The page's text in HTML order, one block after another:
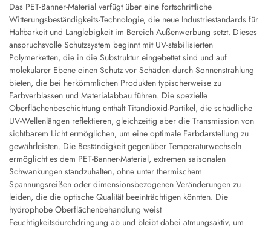
Das PET-Banner-Material verfügt über eine fortschrittliche
Witterungsbeständigkeits-Technologie, die neue Industriestandards für
Haltbarkeit und Langlebigkeit im Bereich Außenwerbung setzt. Dieses
anspruchsvolle Schutzsystem beginnt mit UV-stabilisierten
Polymerketten, die in die Substruktur eingebettet sind und auf
molekularer Ebene einen Schutz vor Schäden durch Sonnenstrahlung
bieten, die bei herkömmlichen Produkten typischerweise zu
Farbverblassen und Materialabbau führen. Die spezielle
Oberflächenbeschichtung enthält Titandioxid-Partikel, die schädliche
UV-Wellenlängen reflektieren, gleichzeitig aber die Transmission von
sichtbarem Licht ermöglichen, um eine optimale Farbdarstellung zu
gewährleisten. Die Beständigkeit gegenüber Temperaturwechseln
ermöglicht es dem PET-Banner-Material, extremen saisonalen
Schwankungen standzuhalten, ohne unter thermischem
Spannungsreißen oder dimensionsbezogenen Veränderungen zu
leiden, die die optische Qualität beeinträchtigen könnten. Die
hydrophobe Oberflächenbehandlung weist
Feuchtigkeitsdurchdringung ab und bleibt dabei atmungsaktiv, um